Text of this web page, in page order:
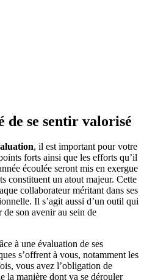
de se sentir valorisé
, il est important pour votre
forts ainsi que les efforts qu’il
écoulée seront mis en exergue
constituent un atout majeur. Cette
collaborateur méritant dans ses
Il s’agit aussi d’un outil qui
de son avenir au sein de
à une évaluation de ses
s’offrent à vous, notamment les
vous avez l’obligation de
la manière dont va se dérouler